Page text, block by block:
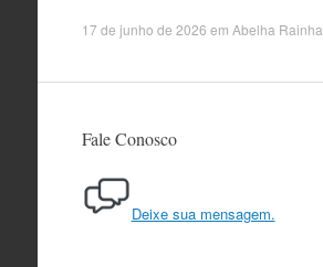
17 de junho de 2026 em Abelha Rainha
Fale Conosco
Deixe sua mensagem.